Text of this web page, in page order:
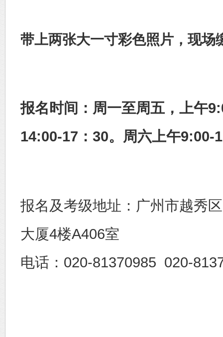
带上两张大一寸彩色照片，现场
报名时间：周一至周五，上午
14:00-17：30。周六上午9:00-
报名及考级地址：广州市越秀
大厦4楼A406室
电话：020-81370985 020-